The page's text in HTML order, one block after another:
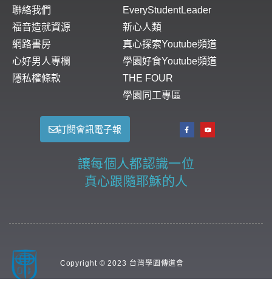
聯絡我們
福音造就資源
網路書房
心好男人專欄
隱私權條款
EveryStudentLeader
新心人類
真心探索Youtube頻道
學園好食Youtube頻道
THE FOUR
學園同工專區
訂閱會訊電子報
讓每個人都認識一位
真心跟隨耶穌的人
Copyright © 2023 台灣學園傳道會